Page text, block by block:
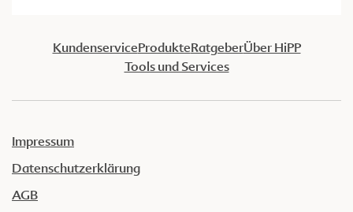
KundenserviceProdukteRatgeberÜber HiPP
Tools und Services
Impressum
Datenschutzerklärung
AGB